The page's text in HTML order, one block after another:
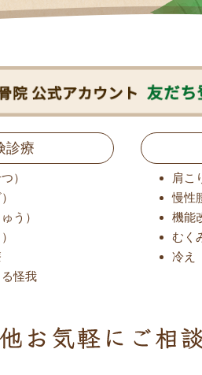
診療
）
う）
怪我
肩こ
慢性
機能
むく
冷え